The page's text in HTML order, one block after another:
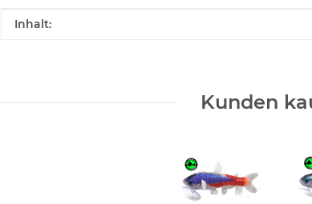
Produkteigenschaft
Wert
Inhalt:
Kunden